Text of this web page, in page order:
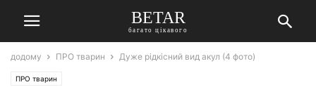
BETAR
багато цікавого
додому ПРО тварин Дуже рідкісний вид акул (4 фото)
ПРО тварин